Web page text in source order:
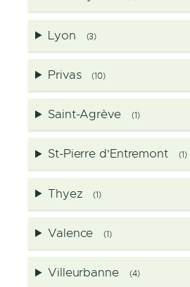
Lyon (3)
Privas (10)
Saint-Agrève (1)
St-Pierre d'Entremont (1)
Thyez (1)
Valence (1)
Villeurbanne (4)